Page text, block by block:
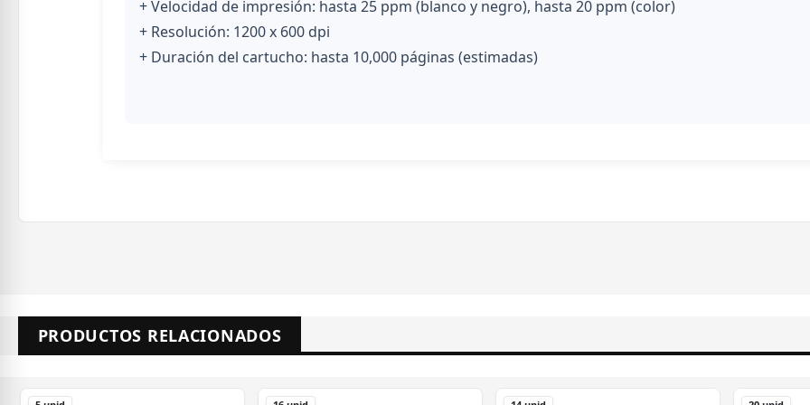
+ Velocidad de impresión: hasta 25 ppm (blanco y negro), hasta 20 ppm (color)
+ Resolución: 1200 x 600 dpi
+ Duración del cartucho: hasta 10,000 páginas (estimadas)
PRODUCTOS RELACIONADOS